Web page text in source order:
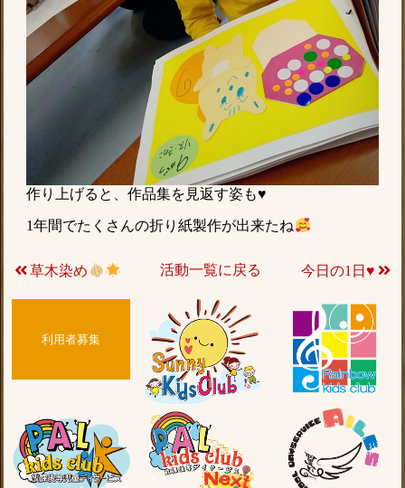
作り上げると、作品集を見返す姿も♥
1年間でたくさんの折り紙製作が出来たね
草木染め 活動一覧に戻る 今日の1日♥
利用者募集